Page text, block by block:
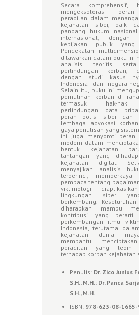
Secara komprehensif,
mengeksplorasi
peradilan dalam
kejahatan siber, baik
pandang hukum
internasional, dengan
kebijakan publik yang
Pendekatan
ditawarkan dalam buku ini
analisis teoritis
perlindungan korban,
dengan studi kasus
Indonesia dan negara-
Selain itu, buku ini
pemulihan korban di
termasuk hak-hak
perlindungan data
peran polisi siber dan
lembaga advokasi
gaya penulisan yang
ini juga menyoroti peran
modern dalam
bentuk kejahatan
tantangan yang
kejahatan digital.
menyajikan analisis
terperinci, memperkaya
pembaca tentang
viktimologi
lingkungan siber
berkembang.
diharapkan mampu
kontribusi yang berarti
perkembangan ilmu
Indonesia, terutama
kejahatan dunia
membantu
peradilan yang lebih
terhadap korban kejahatan
Penulis: Dr. Zico Junius
S.H., M.H.; Dr. Panca
S.H., M.H.
ISBN: 978-623-08-